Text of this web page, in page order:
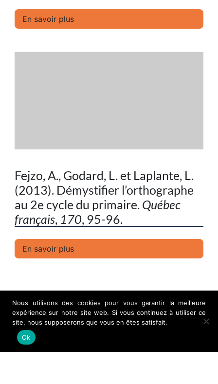
En savoir plus
Fejzo, A., Godard, L. et Laplante, L.
(2013). Démystifier l’orthographe
au 2e cycle du primaire. Québec
français, 170, 95-96.
En savoir plus
Nous utilisons des cookies pour vous garantir la meilleure
expérience sur notre site web. Si vous continuez à utiliser ce
site, nous supposerons que vous en êtes satisfait.
Ok